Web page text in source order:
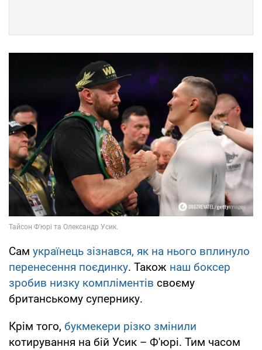
Сам українець зізнався, як на нього вплинуло
перенесення поєдинку. Також наш боксер
зробив низку компліментів своєму
британському супернику.
Крім того, букмекери різко змінили
котирування на бій Усик – Ф'юрі. Тим часом